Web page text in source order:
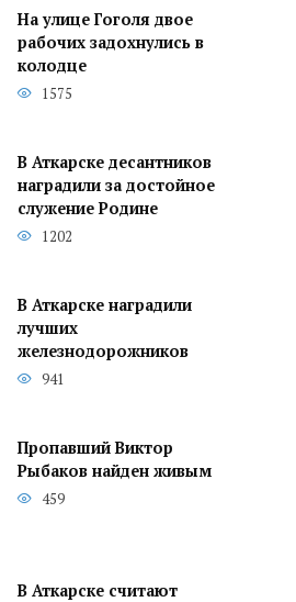
На улице Гоголя двое
рабочих задохнулись в
колодце
1575
В Аткарске десантников
наградили за достойное
служение Родине
1202
В Аткарске наградили
лучших
железнодорожников
941
Пропавший Виктор
Рыбаков найден живым
459
В Аткарске считают